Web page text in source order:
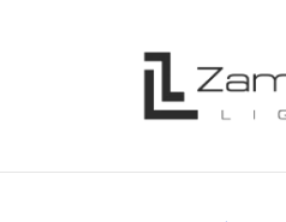
ЦВЕТНА ТЕМПЕРАТУРА